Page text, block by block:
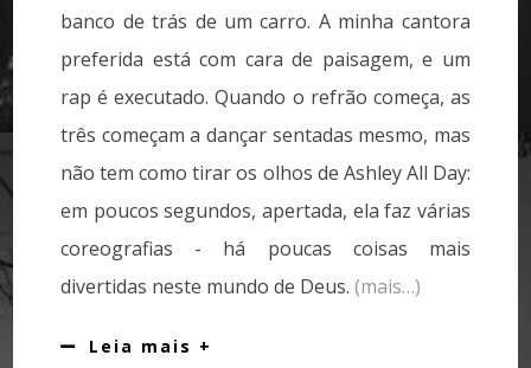
banco de trás de um carro. A minha cantora
preferida está com cara de paisagem, e um
rap é executado. Quando o refrão começa, as
três começam a dançar sentadas mesmo, mas
não tem como tirar os olhos de Ashley All Day:
em poucos segundos, apertada, ela faz várias
coreografias - há poucas coisas mais
divertidas neste mundo de Deus.(mais…)
Leia mais +